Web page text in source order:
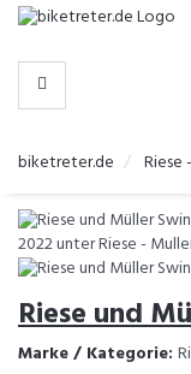
-
HERSTELLER
biketreter.de Riese
Riese und
Marke / Kategorie: